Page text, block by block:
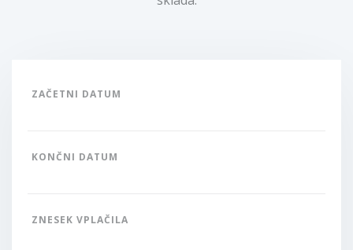
ZAČETNI DATUM
KONČNI DATUM
ZNESEK VPLAČILA